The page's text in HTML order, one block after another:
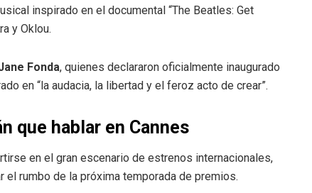
inspirado en el documental “The Beatles: Get
y Oklou.
Fonda, quienes declararon oficialmente inaugurado
en “la audacia, la libertad y el feroz acto de crear”.
que hablar en Cannes
en el gran escenario de estrenos internacionales,
rumbo de la próxima temporada de premios.